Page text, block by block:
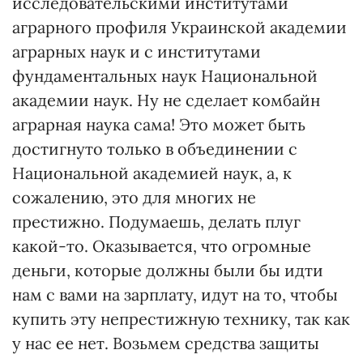
аграрного профиля Украинской академии
аграрных наук и с институтами
фундаментальных наук Национальной
академии наук. Ну не сделает комбайн
аграрная наука сама! Это может быть
достигнуто только в объединении с
Национальной академией наук, а, к
сожалению, это для многих не
престижно. Подумаешь, делать плуг
какой-то. Оказывается, что огромные
деньги, которые должны были бы идти
нам с вами на зарплату, идут на то, чтобы
купить эту непрестижную технику, так как
у нас ее нет. Возьмем средства защиты